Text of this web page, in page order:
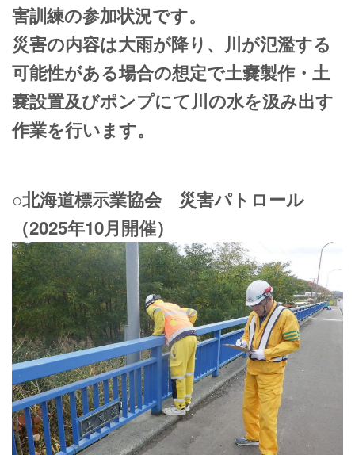
害訓練の参加状況です。
災害の内容は大雨が降り、川が氾濫する
可能性がある場合の想定で土嚢製作・土
嚢設置及びポンプにて川の水を汲み出す
作業を行います。
○北海道標示業協会 災害パトロール
（2025年10月開催）